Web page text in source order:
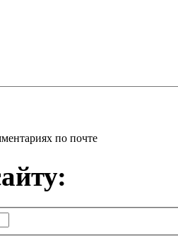
по почте